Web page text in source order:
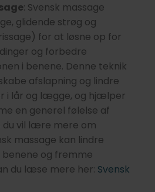
: Svensk massage
glidende strøg og
for at løsne op for
og forbedre
i benene. Denne teknik
afslapning og lindre
lår og lægge, og hjælper
en generel følelse af
du vil lære mere om
massage kan lindre
og fremme
du læse mere her: Svensk